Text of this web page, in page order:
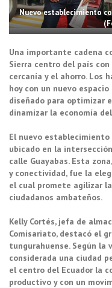
Nuevo establecimiento
Una importante cadena
Sierra centro del país
cercanía y el ahorro. Los
hoy con un nuevo
diseñado para optimizar
dinamizar la economía
El nuevo
ubicado en la
calle Guayabas. Esta
y conectividad, fue la
el cual promete agilizar
ciudadanos ambateños.
Kelly Cortés, jefa de
Comisariato, destacó el
tungurahuense. Según la
considerada una ciudad
el centro del Ecuador la
productivo y con un